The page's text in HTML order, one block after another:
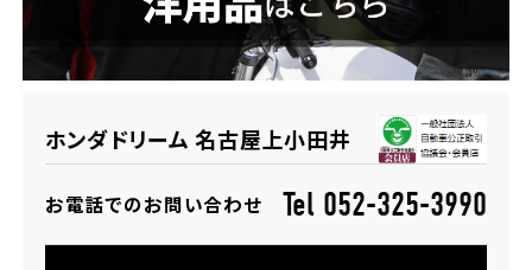
ホンダドリーム 名古屋上小田井
お電話でのお問い合わせ Tel 052-325-3990
ホンダドリーム 蘇我
ホンダドリーム ふかや花園